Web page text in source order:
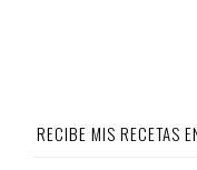
RECIBE MIS RECETAS